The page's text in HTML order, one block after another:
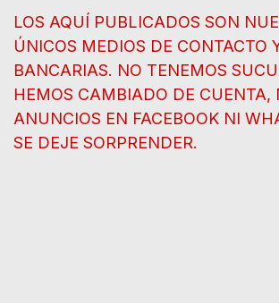
LOS AQUÍ PUBLICADOS SON
ÚNICOS MEDIOS DE CONTACTO
BANCARIAS. NO TENEMOS
HEMOS CAMBIADO DE CUENTA,
ANUNCIOS EN FACEBOOK NI
SE DEJE SORPRENDER.